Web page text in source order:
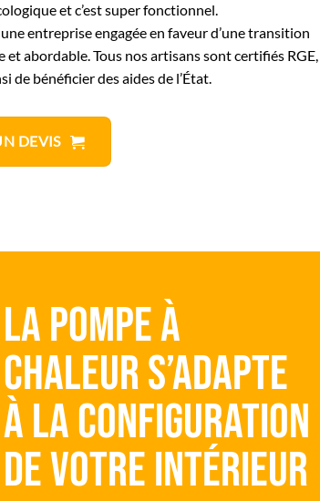
et c’est super fonctionnel.
entreprise engagée en faveur d’une transition
et abordable. Tous nos artisans sont certifiés RGE,
de bénéficier des aides de l’État.
DEVIS
La pompe à
chaleur s’adapte
à la configuration
de votre intérieur